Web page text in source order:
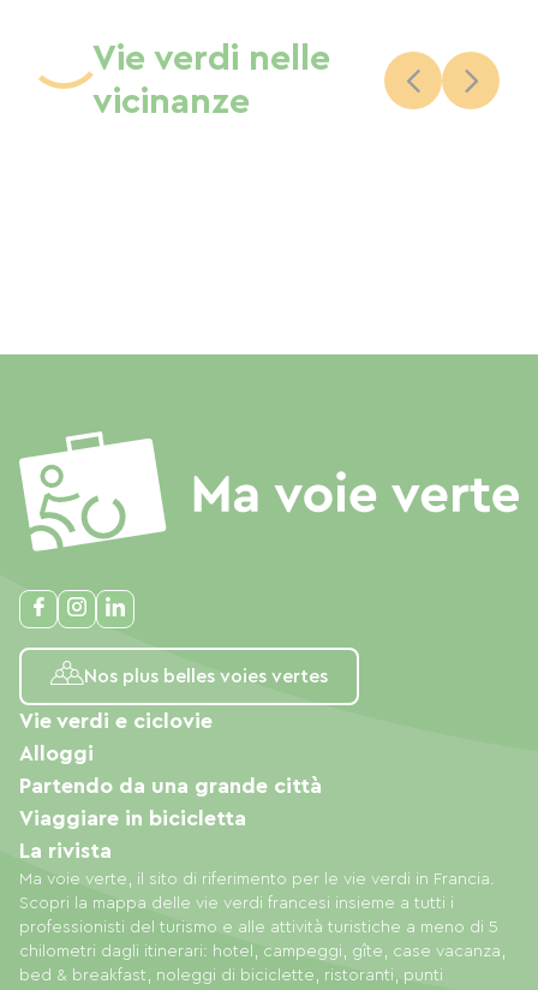
Vie verdi nelle
vicinanze
Nos plus belles voies vertes
Ma voie verte, il sito di riferimento per le vie verdi in Francia.
Scopri la mappa delle vie verdi francesi insieme a tutti i
professionisti del turismo e alle attività turistiche a meno di 5
chilometri dagli itinerari: hotel, campeggi, gîte, case vacanza,
bed & breakfast, noleggi di biciclette, ristoranti, punti
Vie verdi e ciclovie
Alloggi
Partendo da una grande città
Viaggiare in bicicletta
La rivista